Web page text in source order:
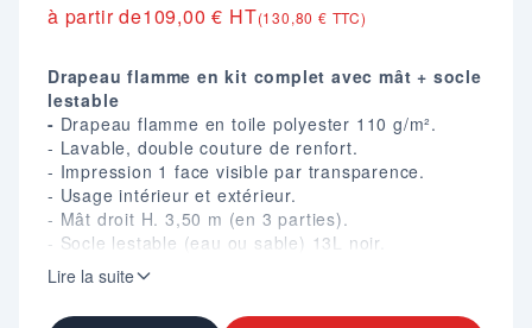
à partir de109,00 € HT(130,80 € TTC)
Drapeau flamme en kit complet avec mât + socle
lestable
- Drapeau flamme en toile polyester 110 g/m².
- Lavable, double couture de renfort.
- Impression 1 face visible par transparence.
- Usage intérieur et extérieur.
- Mât droit H. 3,50 m (en 3 parties).
- Socle lestable (eau ou sable) 13L noir.
- 4 modèles de drapeau au choix : PIZZA,
OUVERT, FRUITS & LEGUMES, GLACES (autre
nous consulter).
Lire la suite